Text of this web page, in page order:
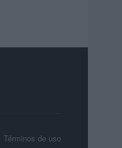
Términos de uso